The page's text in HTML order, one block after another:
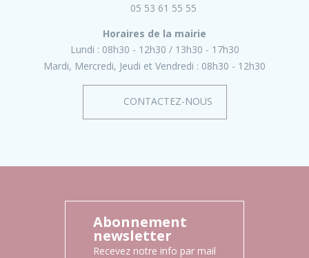
05 53 61 55 55
Horaires de la mairie
Lundi : 08h30 - 12h30
13h30 - 17h30
Mardi, Mercredi, Jeudi et Vendredi : 08h30 - 12h30
CONTACTEZ-NOUS
Abonnement
newsletter
Recevez notre info par mail